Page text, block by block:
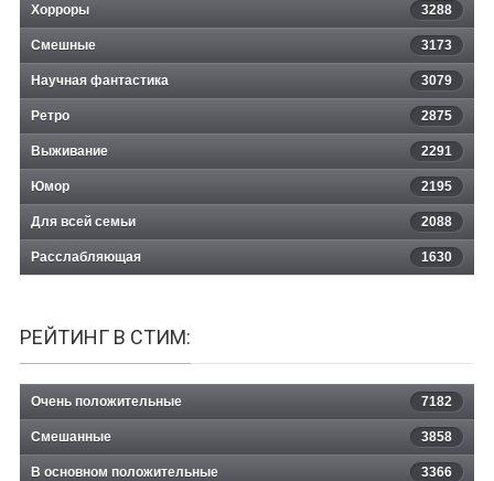
Хорроры 3288
Смешные 3173
Научная фантастика 3079
Ретро 2875
Выживание 2291
Юмор 2195
Для всей семьи 2088
Расслабляющая 1630
РЕЙТИНГ В СТИМ:
Очень положительные 7182
Смешанные 3858
В основном положительные 3366